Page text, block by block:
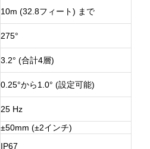
10m (32.8フィート) まで
275°
3.2° (合計4層)
0.25°から1.0° (設定可能)
25 Hz
±50mm (±2インチ)
IP67